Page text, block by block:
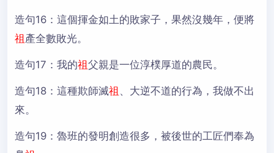
造句16： 這個揮金如土的敗家子，果然沒幾年，便將
祖 產全數敗光。
造句17： 我的祖父親是一位淳樸厚道的農民。
造句18： 這種欺師滅祖 、大逆不道的行為，我做不出
來。
造句19： 魯班的發明創造很多，被後世的工匠們奉為